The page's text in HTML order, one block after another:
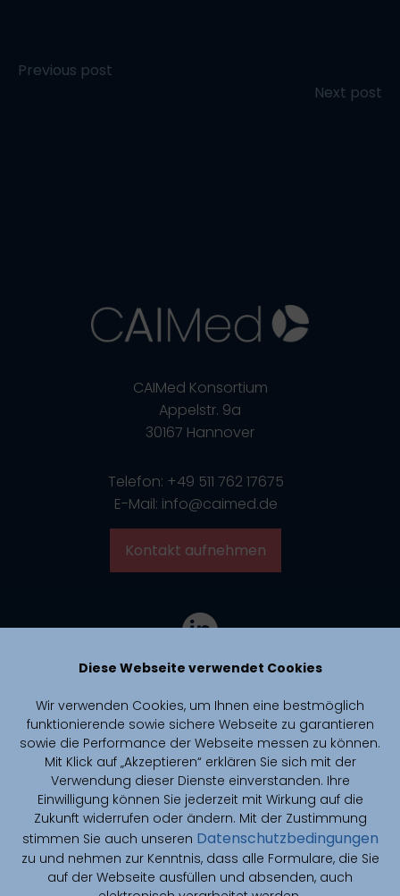
Diese Webseite verwendet Cookies
Wir verwenden Cookies, um Ihnen eine bestmöglich
funktionierende sowie sichere Webseite zu garantieren
sowie die Performance der Webseite messen zu können.
Mit Klick auf „Akzeptieren“ erklären Sie sich mit der
Verwendung dieser Dienste einverstanden. Ihre
Einwilligung können Sie jederzeit mit Wirkung auf die
Zukunft widerrufen oder ändern. Mit der Zustimmung
stimmen Sie auch unseren Datenschutzbedingungen
zu und nehmen zur Kenntnis, dass alle Formulare, die Sie
auf der Webseite ausfüllen und absenden, auch
Post
Previous post
Next post
CAIMed Konsortium
Appelstr. 9a
30167 Hannover
Telefon: +49 511 762 17675
E-Mail: info@caimed.de
Kontakt aufnehmen
CAIMed is funded by zukunft.niedersachsen, the joint science
funding program of the Lower Saxony Ministry of Science and